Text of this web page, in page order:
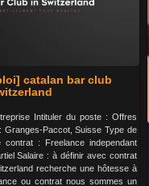
catalan bar club
Intituler du poste : Offres
Granges-Paccot, Suisse Type de
: Freelance independant
Salaire : à définir avec contrat
recherche une hôtesse à
ou contrat nous sommes un